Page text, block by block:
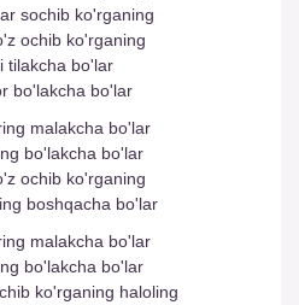
sochib ko'rganing
ochib ko'rganing
tilakcha bo'lar
bo'lakcha bo'lar
malakcha bo'lar
bo'lakcha bo'lar
ochib ko'rganing
boshqacha bo'lar
malakcha bo'lar
bo'lakcha bo'lar
ko'rganing haloling